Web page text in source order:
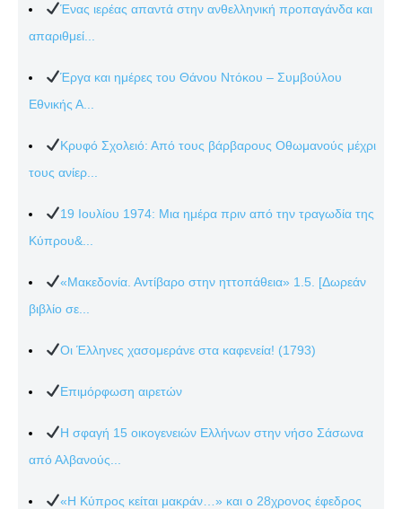
Ένας ιερέας απαντά στην ανθελληνική προπαγάνδα και
απαριθμεί...
Έργα και ημέρες του Θάνου Ντόκου – Συμβούλου
Εθνικής Α...
Κρυφό Σχολειό: Από τους βάρβαρους Οθωμανούς μέχρι
τους ανίερ...
19 Ιουλίου 1974: Μια ημέρα πριν από την τραγωδία της
Κύπρου&...
«Μακεδονία. Αντίβαρο στην ηττοπάθεια» 1.5. [Δωρεάν
βιβλίο σε...
Οι Έλληνες χασομεράνε στα καφενεία! (1793)
Επιμόρφωση αιρετών
Η σφαγή 15 οικογενειών Ελλήνων στην νήσο Σάσωνα
από Αλβανούς...
«Η Κύπρος κείται μακράν…» και ο 28χρονος έφεδρος